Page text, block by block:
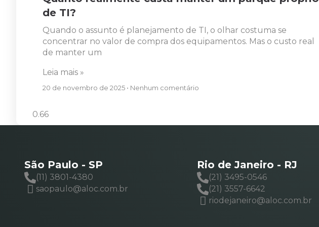
de TI?
Quando o assunto é planejamento de TI, o olhar costuma se
concentrar no valor de compra dos equipamentos. Mas o custo real
de manter um
Leia mais »
20 de novembro de 2025 Nenhum comentário
São Paulo - SP
(11) 3801-4380
saopaulo@aloc.com.br
Rio de Janeiro - RJ
(21) 3495-0546
(21) 3557-6642
riodejaneiro@aloc.com.br